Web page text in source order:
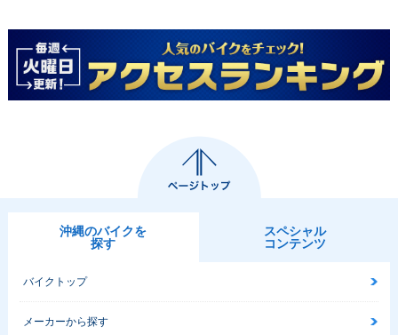
沖縄のバイクを
探す
スペシャル
コンテンツ
バイクトップ
メーカーから探す